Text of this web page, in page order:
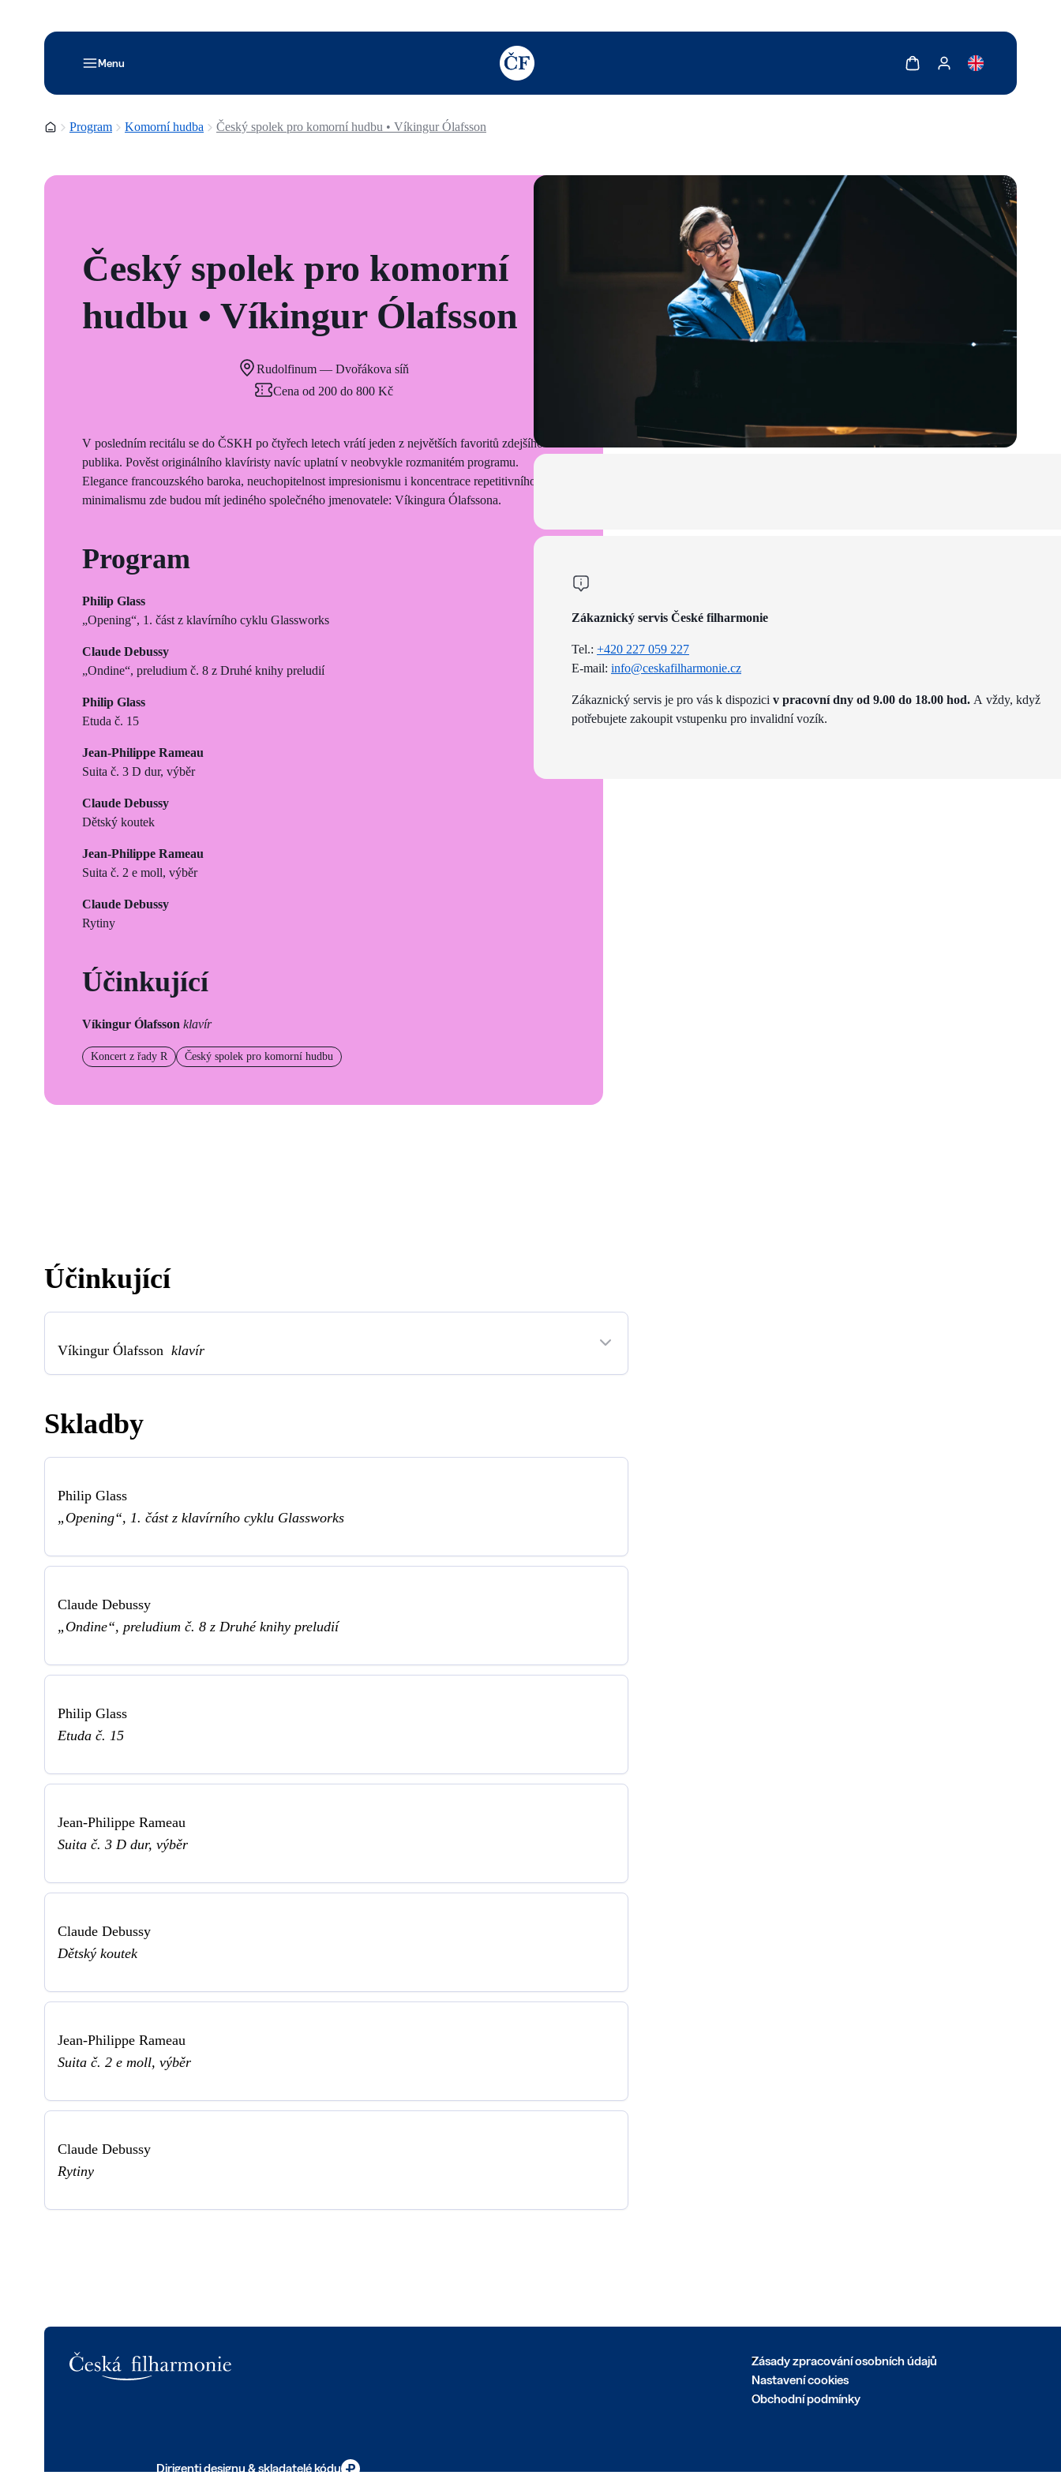
Menu
TODO: Add description for reader
Zobrazit košíkZobrazit můj účet
Domovská stránka
Program Komorní hudba Český spolek pro komorní hudbu • Víkingur Ólafsson
Český spolek pro komorní
hudbu • Víkingur Ólafsson
Rudolfinum — Dvořákova síň
Cena od 200 do 800 Kč
V posledním recitálu se do ČSKH po čtyřech letech vrátí jeden z největších favoritů zdejšího
publika. Pověst originálního klavíristy navíc uplatní v neobvykle rozmanitém programu.
Elegance francouzského baroka, neuchopitelnost impresionismu i koncentrace repetitivního
minimalismu zde budou mít jediného společného jmenovatele: Víkingura Ólafssona.
Program
Philip Glass
„Opening“, 1. část z klavírního cyklu Glassworks
Claude Debussy
„Ondine“, preludium č. 8 z Druhé knihy preludií
Philip Glass
Etuda č. 15
Jean-Philippe Rameau
Suita č. 3 D dur, výběr
Claude Debussy
Dětský koutek
Jean-Philippe Rameau
Suita č. 2 e moll, výběr
Claude Debussy
Rytiny
Účinkující
Víkingur Ólafsson klavír
Koncert z řady R Český spolek pro komorní hudbu
Zákaznický servis České filharmonie
Tel.: +420 227 059 227
E-mail: info@ceskafilharmonie.cz
Zákaznický servis je pro vás k dispozici v pracovní dny od 9.00 do 18.00 hod. A vždy, když
potřebujete zakoupit vstupenku pro invalidní vozík.
Účinkující
Víkingur Ólafsson klavír
Skladby
Philip Glass
„Opening“, 1. část z klavírního cyklu Glassworks
Claude Debussy
„Ondine“, preludium č. 8 z Druhé knihy preludií
Philip Glass
Etuda č. 15
Jean-Philippe Rameau
Suita č. 3 D dur, výběr
Claude Debussy
Dětský koutek
Jean-Philippe Rameau
Suita č. 2 e moll, výběr
Claude Debussy
Rytiny
Zásady zpracování osobních údajů
Nastavení cookies
Obchodní podmínky
Dirigenti designu & skladatelé kódu